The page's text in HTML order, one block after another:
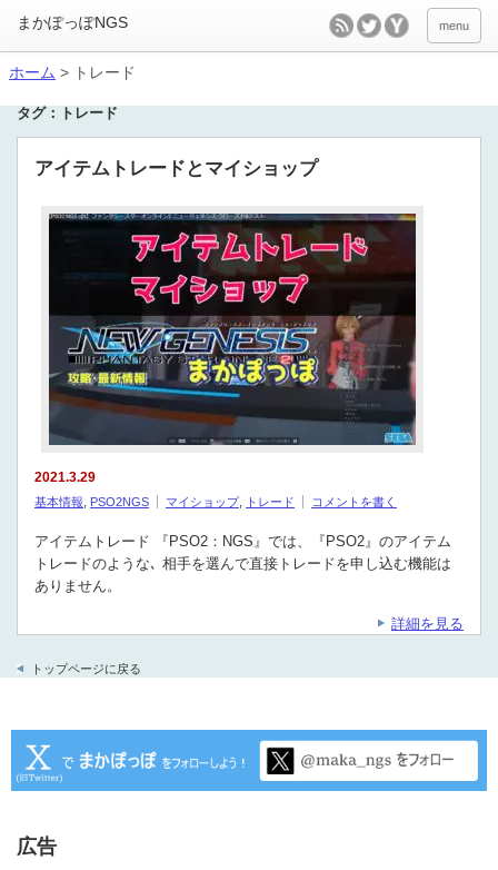
menu
ホーム > トレード
タグ：トレード
アイテムトレードとマイショップ
2021.3.29
基本情報 PSO2NGS マイショップ, トレード コメントを書く
アイテムトレード 『PSO2：NGS』では、『PSO2』のアイテム
トレードのような､ 相手を選んで直接トレードを申し込む機能は
ありません。
詳細を見る
トップページに戻る
広告